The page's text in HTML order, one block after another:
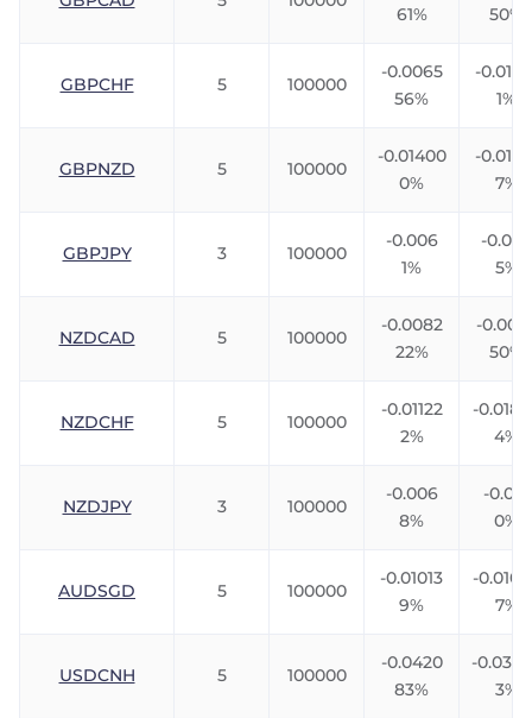
61%
50%
5 100000
-0.0065
56%
-
1%
5 100000
-0.01400
0%
-
7%
3 100000
-0.006
1%
-0.007
5%
5 100000
-0.0082
22%
-
50%
5 100000
-0.01122
2%
-
4%
3 100000
-0.006
8%
-0.012
0%
5 100000
-0.01013
9%
-
7%
5 100000
-0.0420
83%
-
3%
GBPCHF
GBPNZD
GBPJPY
NZDCAD
NZDCHF
NZDJPY
AUDSGD
USDCNH